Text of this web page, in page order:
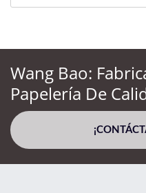
Wang Bao:
Papelería De